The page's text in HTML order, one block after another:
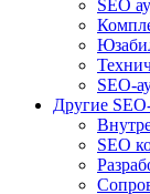
SEO
SEO-
Другие
SEO